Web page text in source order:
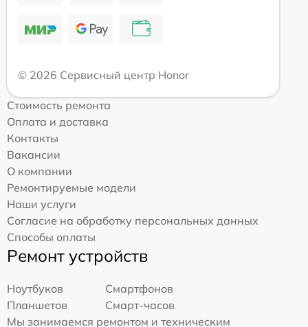
© 2026 Сервисный центр Honor
Стоимость ремонта
Оплата и доставка
Контакты
Вакансии
О компании
Ремонтируемые модели
Наши услуги
Согласие на обработку персональных данных
Способы оплаты
Ремонт устройств
Ноутбуков
Смартфонов
Планшетов
Смарт-часов
Мы занимаемся ремонтом и техническим